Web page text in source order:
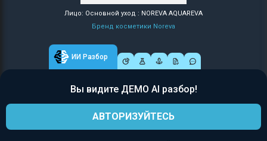
Лицо: Основной уход : NOREVA AQUAREVA
Бренд косметики Noreva
ИИ Разбор
Вы видите ДЕМО AI разбор!
АВТОРИЗУЙТЕСЬ